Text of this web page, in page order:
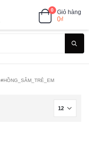
0 Giỏ hàng
0₫
#HỒNG_SÂM_TRẺ_EM